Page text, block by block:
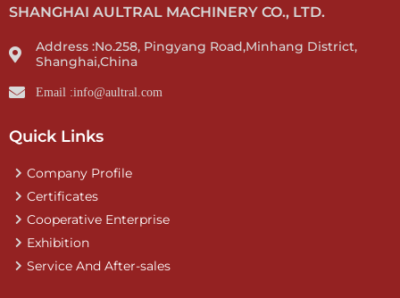
SHANGHAI AULTRAL MACHINERY CO., LTD.
Address :No.258, Pingyang Road,Minhang District,
Shanghai,China
Email :info@aultral.com
Quick Links
Company Profile
Certificates
Cooperative Enterprise
Exhibition
Service And After-sales